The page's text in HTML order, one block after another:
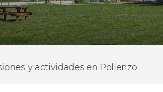
y actividades en Pollenzo